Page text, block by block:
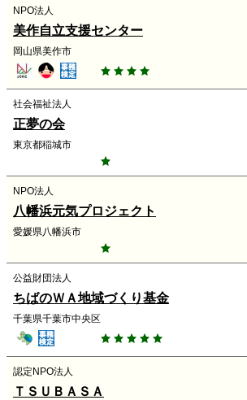
NPO法人
美作自立支援センター
岡山県美作市
社会福祉法人
正夢の会
東京都稲城市
NPO法人
八幡浜元気プロジェクト
愛媛県八幡浜市
公益財団法人
ちばのＷＡ地域づくり基金
千葉県千葉市中央区
認定NPO法人
ＴＳＵＢＡＳＡ